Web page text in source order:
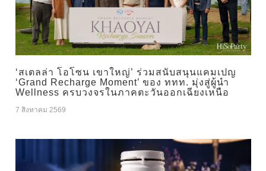
‘สเตลล่า โอโซน เขาใหญ่’ ร่วมสนับสนุนแคมเปญ
‘Grand Recharge Moment’ ของ ททท. มุ่งสู่ผู้นำ
Wellness ครบวงจรในภาคตะวันออกเฉียงเหนือ
7 สิงหาคม 2569